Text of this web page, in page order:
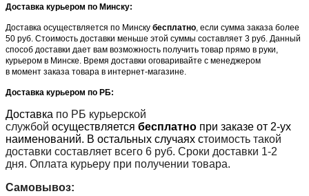
Доставка курьером по Минску:
Доставка осуществляется по Минску бесплатно, если сумма заказа более
50 руб. Стоимость доставки меньше этой суммы составляет 3 руб. Данный
способ доставки дает вам возможность получить товар прямо в руки,
курьером в Минске. Время доставки оговаривайте с менеджером
в момент заказа товара в интернет-магазине.
Доставка курьером по РБ:
Доставка по РБ курьерской
службой осуществляется бесплатно при заказе от 2-ух
наименований. В остальных случаях стоимость такой
доставки составляет всего 6 руб. Сроки доставки 1-2
дня. Оплата курьеру при получении товара.
Самовывоз: